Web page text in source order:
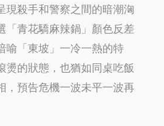
現殺手和警察之間的暗潮洶
「青花驕麻辣鍋」顏色反差
喻「東坡」一冷一熱的特
燙的狀態，也猶如同桌吃飯
，預告危機一波未平一波再